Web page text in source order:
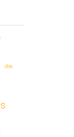
dos